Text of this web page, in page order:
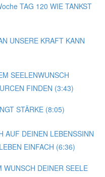
TAG 120 WIE TANKST
UNSERE KRAFT KANN
SEELENWUNSCH
FINDEN (3:43)
STÄRKE (8:05)
AUF DEINEN LEBENSSINN
EINFACH (6:36)
DEINER SEELE